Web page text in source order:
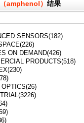
（amphenol） 结果